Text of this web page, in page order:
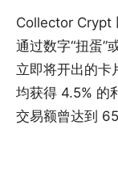
Collector Crypt
通过数字“扭蛋”
立即将开出的卡
均获得 4.5% 的
交易额曾达到 65